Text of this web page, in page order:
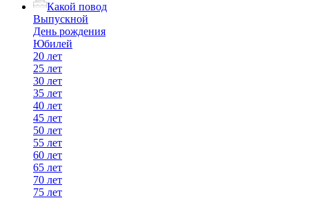
Какой повод
Выпускной
День рождения
Юбилей
20 лет
25 лет
30 лет
35 лет
40 лет
45 лет
50 лет
55 лет
60 лет
65 лет
70 лет
75 лет